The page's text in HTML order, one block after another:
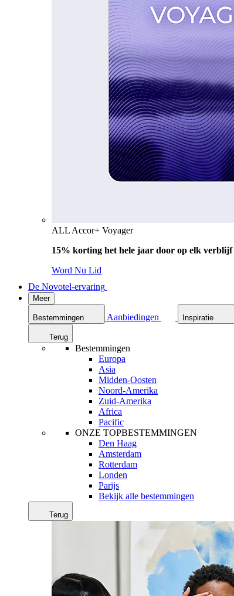
ALL Accor+ Voyager
15% korting het hele jaar door op elk verblijf
Word Nu Lid
De Novotel-ervaring
Meer
Bestemmingen Aanbiedingen Inspiratie
Terug
Bestemmingen
Europa
Asia
Midden-Oosten
Noord-Amerika
Zuid-Amerika
Africa
Pacific
ONZE TOPBESTEMMINGEN
Den Haag
Amsterdam
Rotterdam
Londen
Parijs
Bekijk alle bestemmingen
Terug